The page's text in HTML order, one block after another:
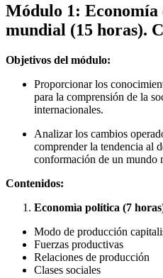
Módulo 1: Economía
mundial (15 horas).
Objetivos del módulo:
Proporcionar los
para la comprensión de la
internacionales.
Analizar los cambios
comprender la tendencia al
conformación de un mundo
Contenidos:
Economìa política (7
Modo de producción
Fuerzas productivas
Relaciones de producción
Clases sociales